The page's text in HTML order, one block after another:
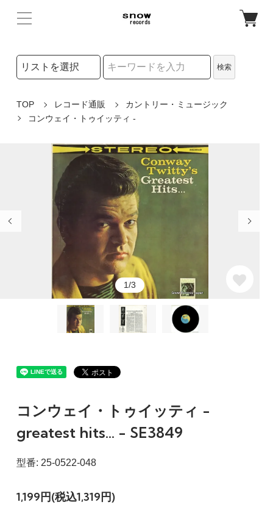
検索リストの選択
検索
TOP レコード通販
カントリー・ミュージック
コンウェイ・トゥイッティ -
1/3
コンウェイ・トゥイッティ -
greatest hits... - SE3849
型番: 25-0522-048
1,199円(税込1,319円)